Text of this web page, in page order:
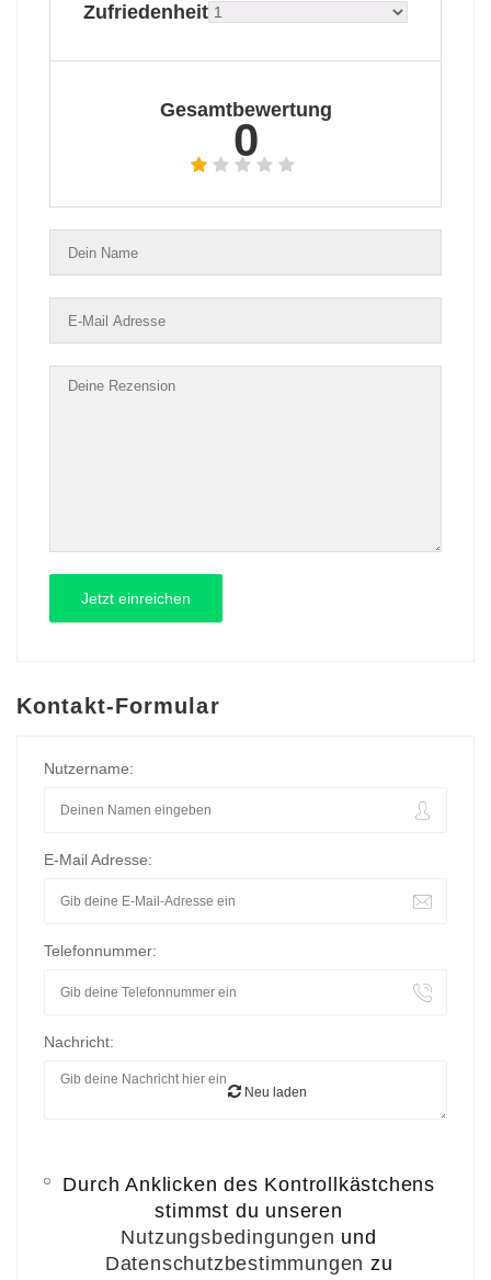
Zufriedenheit
Gesamtbewertung
0
Kontakt-Formular
Nutzername:
E-Mail Adresse:
Telefonnummer:
Nachricht:
Neu laden
Durch Anklicken des Kontrollkästchens
stimmst du unseren
Nutzungsbedingungen und
Datenschutzbestimmungen zu